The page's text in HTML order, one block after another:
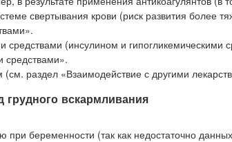
свертывания крови (риск развития более
(инсулином и гипогликемическими
средствами».
раздел «Взаимодействие с другими
вскармливания
беременности (так как недостаточно